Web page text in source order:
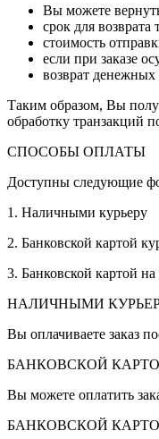
Вы можете
срок для возврата
стоимость
если при заказе
возврат денежных
Таким образом, Вы
обработку транзакций
СПОСОБЫ ОПЛАТЫ
Доступны следующие
1. Наличными курьеру
2. Банковской картой
3. Банковской картой на
НАЛИЧНЫМИ
Вы оплачиваете заказ
БАНКОВСКОЙ
Вы можете оплатить
БАНКОВСКОЙ